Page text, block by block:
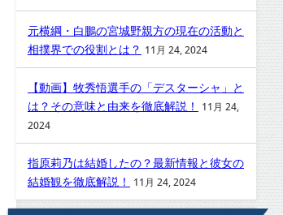
元横綱・白鵬の宮城野親方の現在の活動と
相撲界での役割とは？ 11月 24, 2024
【動画】牧秀悟選手の「デスターシャ」と
は？その意味と由来を徹底解説！
11月 24,
2024
指原莉乃は結婚したの？最新情報と彼女の
結婚観を徹底解説！
11月 24, 2024